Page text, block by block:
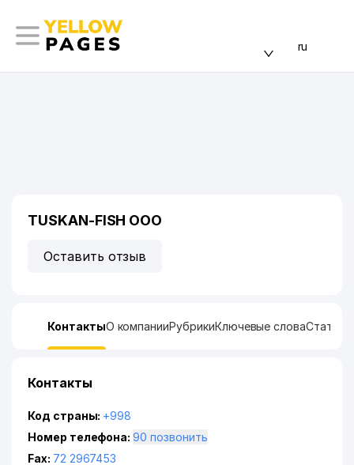
ru
TUSKAN-FISH ООО
Оставить отзыв
КонтактыО компанииРубрикиКлючевые слова
Контакты
Код страны: +998
Номер телефона:
90 позвонить
Fax: 72 2967453